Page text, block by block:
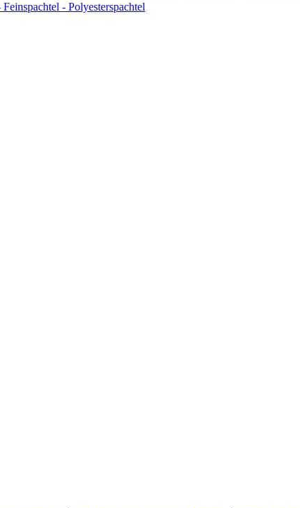
- Polyesterspachtel